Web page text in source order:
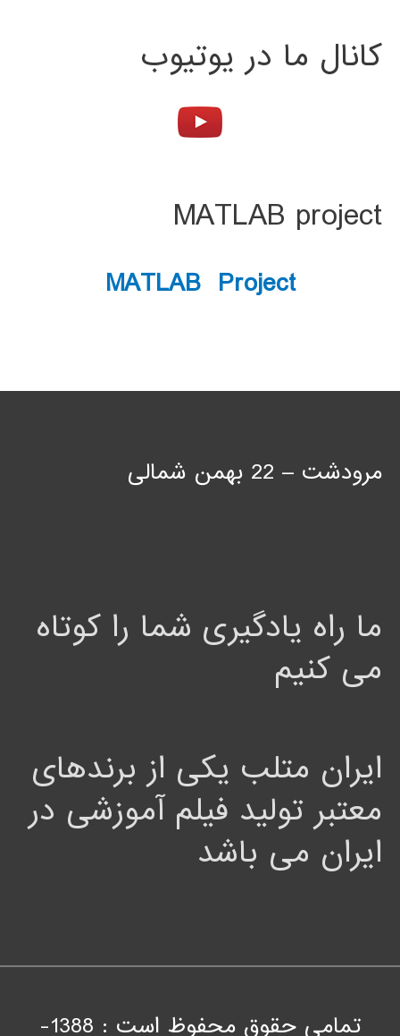
کانال ما در یوتیوب
MATLAB project
MATLAB Project
مرودشت – 22 بهمن شمالی
ما راه یادگیری شما را کوتاه
می کنیم
ایران متلب یکی از برندهای
معتبر تولید فیلم آموزشی در
ایران می باشد
تمامی حقوق محفوظ است : 1388-